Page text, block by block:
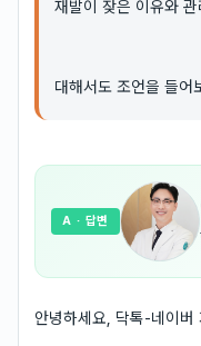
재발이 잦은 이유와
대해서도 조언을 들어
A · 답변
안녕하세요, 닥톡-네이버